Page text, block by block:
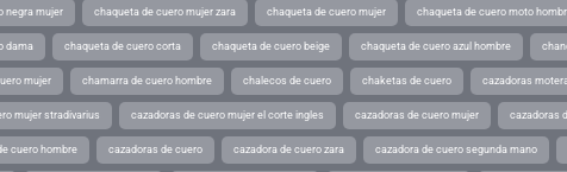
negra mujer chaqueta de cuero mujer zara chaqueta de cuero mujer chaqueta de cuero moto
dama chaqueta de cuero corta chaqueta de cuero beige chaqueta de cuero azul hombre
mujer chamarra de cuero hombre chalecos de cuero chaketas de cuero cazadoras
mujer stradivarius cazadoras de cuero mujer el corte ingles cazadoras de cuero mujer cazadoras
cuero hombre cazadoras de cuero cazadora de cuero zara cazadora de cuero segunda mano